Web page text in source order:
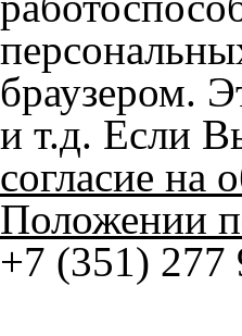
© ателье
корпус 1.
На нашем
браузером.